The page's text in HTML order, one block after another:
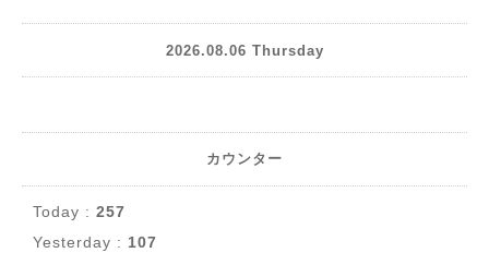
2026.08.06 Thursday
カウンター
Today : 257
Yesterday : 107